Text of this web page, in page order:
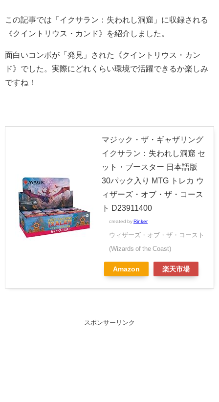
この記事では「イクサラン：失われし洞窟」に収録される
《クイントリウス・カンド》
を紹介しました。
面白いコンボが「発見」された
《クイントリウス・カン
ド》でした。実際にどれくらい環境で活躍できるか楽しみ
ですね！
マジック・ザ・ギャザリング
イクサラン：失われし洞窟 セ
ット・ブースター 日本語版
30パック入り MTG トレカ ウ
ィザーズ・オブ・ザ・コース
ト D23911400
created by Rinker
ウィザーズ・オブ・ザ・コースト
(Wizards of the Coast)
Amazon 楽天市場
スポンサーリンク